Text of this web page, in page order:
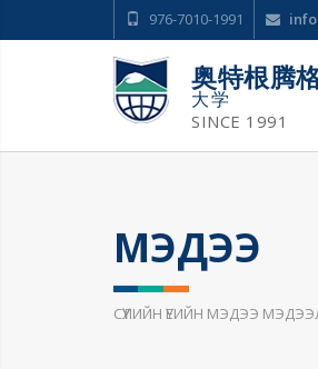
976-7010-1991
奥特根腾
大学
SINCE 1991
МЭДЭЭ
СҮҮЛИЙН ҮЕИЙН МЭДЭЭ